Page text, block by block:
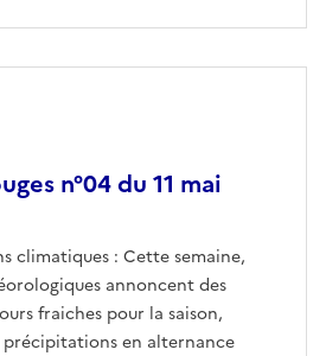
n°04 du 11 mai
climatiques : Cette semaine,
annoncent des
fraiches pour la saison,
précipitations en alternance